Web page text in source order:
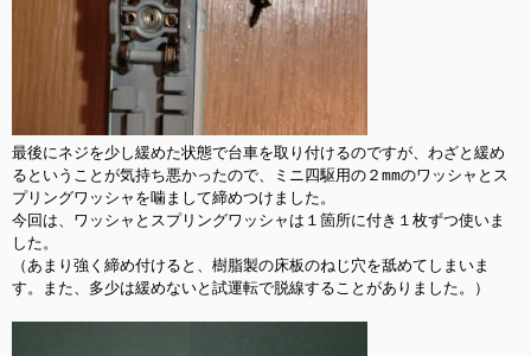
最後にネジを少し緩めた状態で台車を取り付けるのですが、わざと緩め
るということが気持ち悪かったので、ミニ四駆用の２mmのワッシャとス
プリングワッシャを噛まして締めつけました。
今回は、ワッシャとスプリングワッシャは１箇所に付き１枚ずつ使いま
した。
（あまり強く締め付けると、樹脂製の床板のねじ穴を舐めてしまいま
す。また、多少は緩めないと試運転で脱線することがありました。）